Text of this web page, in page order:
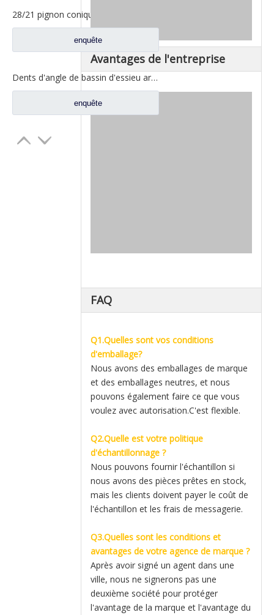
enquête
Dents d'angle de bassin d'essieu arrière pour pièces de rechange AZ9981320157 de camion de Sinotruk Howo AC16
enquête
Avantages de l'entreprise
FAQ
Q1.Quelles sont vos conditions
d'emballage?
Nous avons des emballages de marque
et des emballages neutres, et nous
pouvons également faire ce que vous
voulez avec autorisation.C'est flexible.
Q2.Quelle est votre politique
d'échantillonnage ?
Nous pouvons fournir l'échantillon si
nous avons des pièces prêtes en stock,
mais les clients doivent payer le coût de
l'échantillon et les frais de messagerie.
Q3.Quelles sont les conditions et
avantages de votre agence de marque ?
Après avoir signé un agent dans une
ville, nous ne signerons pas une
deuxième société pour protéger
l'avantage de la marque et l'avantage du